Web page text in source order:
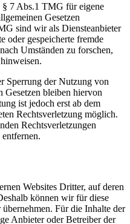
7 Abs.1 TMG für eigene
Gesetzen
sind wir als Diensteanbieter
oder gespeicherte fremde
Umständen zu forschen,
Sperrung der Nutzung von
Gesetzen bleiben hiervon
ist jedoch erst ab dem
Rechtsverletzung möglich.
Rechtsverletzungen
Websites Dritter, auf deren
können wir für diese
Für die Inhalte der
Anbieter oder Betreiber der